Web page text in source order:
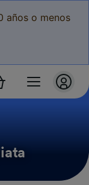
años o menos